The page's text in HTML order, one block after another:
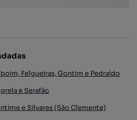
Felgueiras, Gontim e Pedraído
e Serafão
e Silvares (São Clemente)